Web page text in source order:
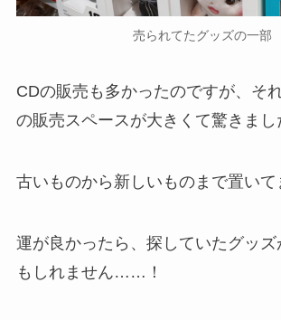
売られてたグッズの一部
CDの販売も多かったのですが、そ
の販売スペースが大きくて驚きまし
古いものから新しいものまで置いて
運が良かったら、探していたグッ
もしれません……！